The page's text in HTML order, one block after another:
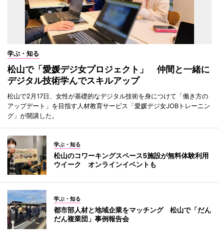
学ぶ・知る
松山で「愛媛デジ女プロジェクト」 仲間と一緒に
デジタル技術学んでスキルアップ
松山で2月17日、女性が基礎的なデジタル技術を身につけて「働き方の
アップデート」を目指す人材教育サービス「愛媛デジ女JOBトレーニン
グ」が開講した。
学ぶ・知る
松山のコワーキングスペース5施設が無料体験利用
ウイーク オンラインイベントも
学ぶ・知る
都市部人材と地域企業をマッチング 松山で「だん
だん複業団」事例報告会